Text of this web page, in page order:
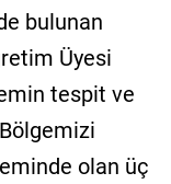
bulunan
Üyesi
tespit ve
olan üç